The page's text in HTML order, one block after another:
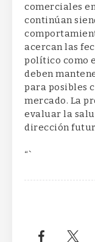
comerciales
continúan
acercan las
político como
deben
para posibles
mercado. La
evaluar la
dirección
“`